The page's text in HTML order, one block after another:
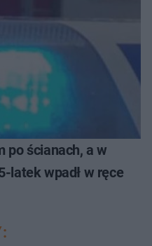
po ścianach, a w
latek wpadł w ręce